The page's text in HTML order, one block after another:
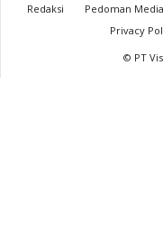
Redaksi Pedoman
Privacy
© PT